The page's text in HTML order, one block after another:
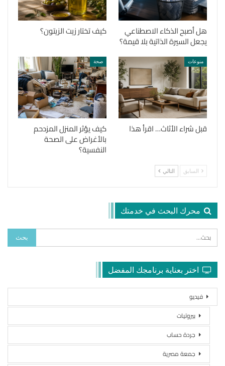
هل أصبح الذكاء الاصطناعي
يجعل السيرة الذاتية بلا قيمة؟
كيف تختار زيت الزيتون؟
منوعات
قبل شراء الأثاث… اقرأ هذا
صحة
كيف يؤثر المنزل المزدحم
بالأغراض على الصحة
النفسية؟
السابق التالي
محرك البحث في خدمتك
اختر بعناية برنامجك المفضل
فيديو
بيروتيات
جردة حساب
جمعة مصرية